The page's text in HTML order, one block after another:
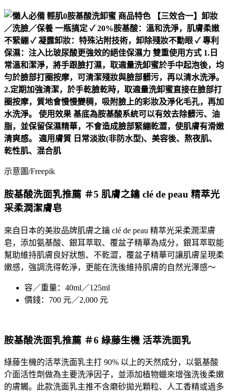
示意圖/Freepik
胺基酸洗面乳推薦 ＃5 肌膚之鑰 clé de peau 精萃光
采柔潤潔膚皂
來自日本的美妝品牌肌膚之鑰 clé de peau 精萃光采柔潤潔膚
皂，添加氨基酸、銀耳萃取、覆盆子精華為成分，銀耳萃取能
幫助維持肌膚良好狀態、不乾澀，覆盆子精華可讓肌膚呈現柔
嫩感，強調洗得乾淨，更能在洗後維持肌膚的自然光澤感～
容／重量：40ml／125ml
價錢：700 元／2,000 元
胺基酸洗面乳推薦 ＃6 綠藤生機 活萃洗面乳
綠藤生機的活萃洗面乳主打 90% 以上的天然成分，以氨基酸
介面活性劑做為主要洗淨因子，並添加植物蠟來增強洗後柔嫩
的膚觸。此款洗面乳主推不含磨砂拋光顆粒、人工香精或過多